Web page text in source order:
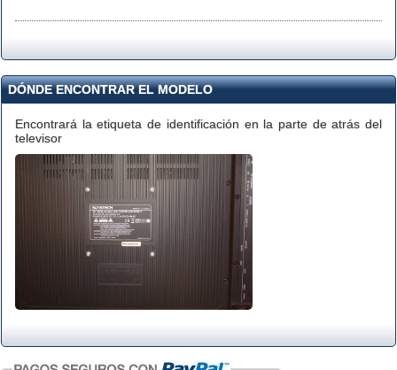
DÓNDE ENCONTRAR EL MODELO
Encontrará la etiqueta de identificación en la parte de atrás del
televisor